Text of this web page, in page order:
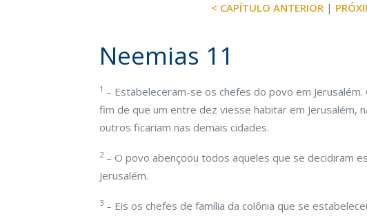
< CAPÍTULO ANTERIOR |
Neemias 11
1 – Estabeleceram-se os chefes do povo em
fim de que um entre dez viesse habitar em Jerusalém,
outros ficariam nas demais cidades.
2– O povo abençoou todos aqueles que se decidiram
Jerusalém.
3 – Eis os chefes de família da colônia que se